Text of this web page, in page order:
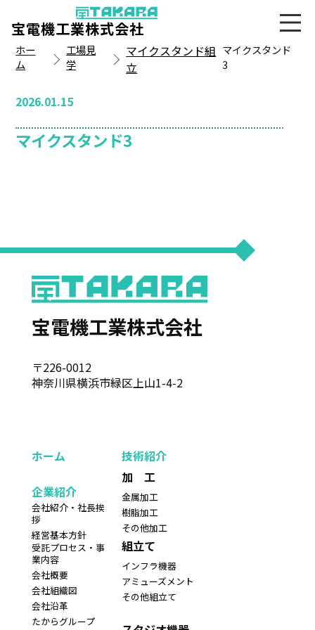
宝電機工業株式会社
ホー
ム
工場見
学
マイクスタンド組
立
マイクスタンド
3
2026.01.15
マイクスタンド3
宝電機工業株式会社
〒226-0012
神奈川県横浜市緑区上山1-4-2
ホーム
企業紹介
会社紹介・社長挨
拶
経営基本方針
受託プロセス・事
業内容
会社概要
会社組織図
会社沿革
たからグループ
技術紹介
加 工
金属加工
樹脂加工
その他加工
組立て
インフラ機器
アミューズメント
その他組立て